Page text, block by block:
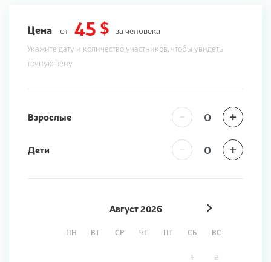
Цена от 45 $ за человека
Укажите дату и количество участников, чтобы увидеть
точную цену
Взрослые - +
Дети - +
Август2026
ПН ВТ СР ЧТ ПТ СБ ВС
1 2